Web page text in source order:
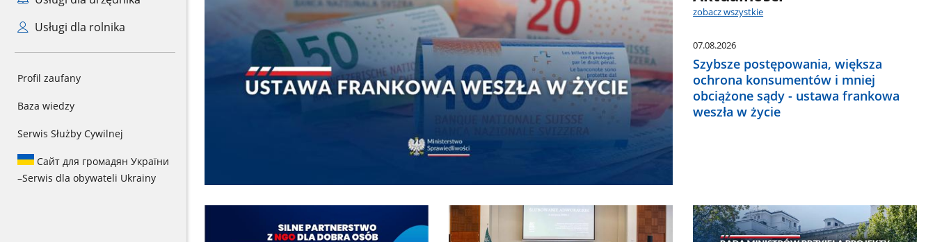
Usługi dla rolnika
Profil zaufany
Baza wiedzy
Serwis Służby Cywilnej
Сайт для громадян України
–Serwis dla obywateli Ukrainy
zobacz wszystkie
07.08.2026
Szybsze postępowania, większa
ochrona konsumentów i mniej
obciążone sądy - ustawa frankowa
weszła w życie